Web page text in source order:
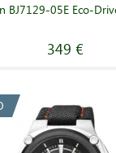
BJ7129-05E Eco-
349 €